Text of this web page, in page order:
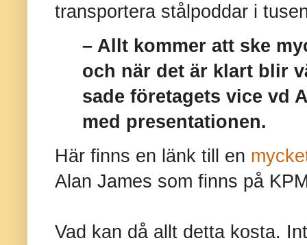
transportera stålpoddar i
– Allt kommer att ske
och när det är klart blir
sade företagets vice vd
med presentationen.
Här finns en länk till en
Alan James som finns på
Vad kan då allt detta kosta.